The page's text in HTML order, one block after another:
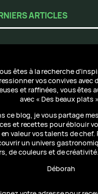
ARTICLES
êtes à la recherche
vos convives avec
et raffinées, vous êtes
avec « Des beaux plats
ce blog, je vous partage
et recettes pour éblouir
valeur vos talents de chef.
un univers
de couleurs et de
Déborah